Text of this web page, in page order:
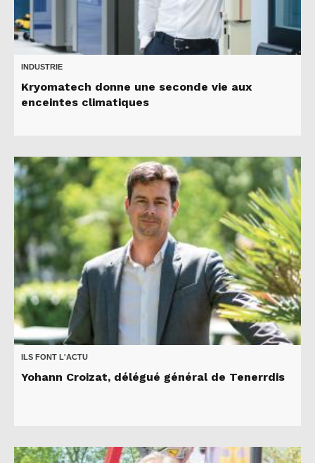
INDUSTRIE
Kryomatech donne une seconde vie aux
enceintes climatiques
ILS FONT L'ACTU
Yohann Croizat, délégué général de Tenerrdis